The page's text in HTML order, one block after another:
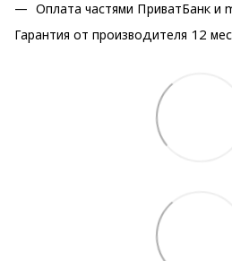
Оплата частями ПриватБанк и
Гарантия от производителя 12